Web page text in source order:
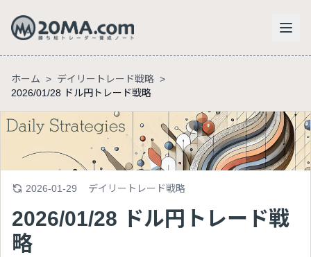
ホーム > デイリートレード戦略 >
2026/01/28 ドル円トレード戦略
2026-01-29 デイリートレード戦略
2026/01/28 ドル円トレード戦
略